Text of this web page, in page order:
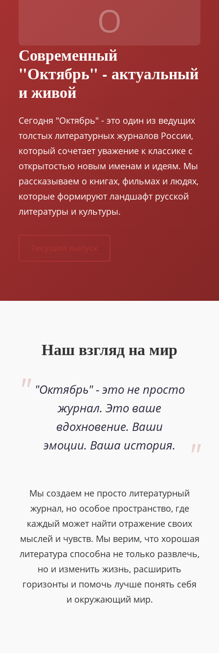
О
Современный
"Октябрь" - актуальный
и живой
Сегодня "Октябрь" - это один из ведущих
толстых литературных журналов России,
который сочетает уважение к классике с
открытостью новым именам и идеям. Мы
рассказываем о книгах, фильмах и людях,
которые формируют ландшафт русской
литературы и культуры.
Текущий выпуск
Наш взгляд на мир
"Октябрь" - это не просто
журнал. Это ваше
вдохновение. Ваши
эмоции. Ваша история.
Мы создаем не просто литературный
журнал, но особое пространство, где
каждый может найти отражение своих
мыслей и чувств. Мы верим, что хорошая
литература способна не только развлечь,
но и изменить жизнь, расширить
горизонты и помочь лучше понять себя
и окружающий мир.